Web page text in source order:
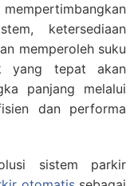
ketersediaan
memperoleh suku
yang tepat akan
panjang melalui
dan performa
sistem parkir